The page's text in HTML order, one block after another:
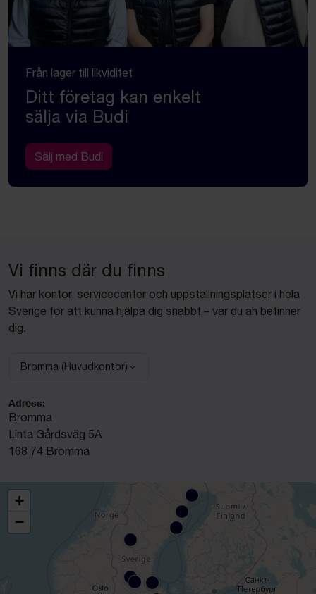
Från lager till likviditet
Ditt företag kan enkelt
sälja via Budi
Sälj med Budi
Vi finns där du finns
Vi har kontor, servicecenter och uppställningsplatser i hela
Sverige för att kunna hjälpa dig snabbt – var du än befinner
dig.
Välj anläggning:
Bromma (Huvudkontor)
Adress:
Bromma
Linta Gårdsväg 5A
168 74 Bromma
+
−